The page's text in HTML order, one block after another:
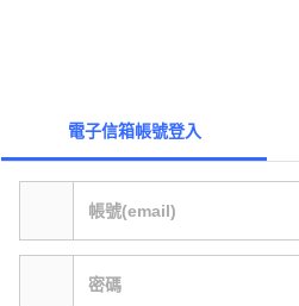
電子信箱帳號登入